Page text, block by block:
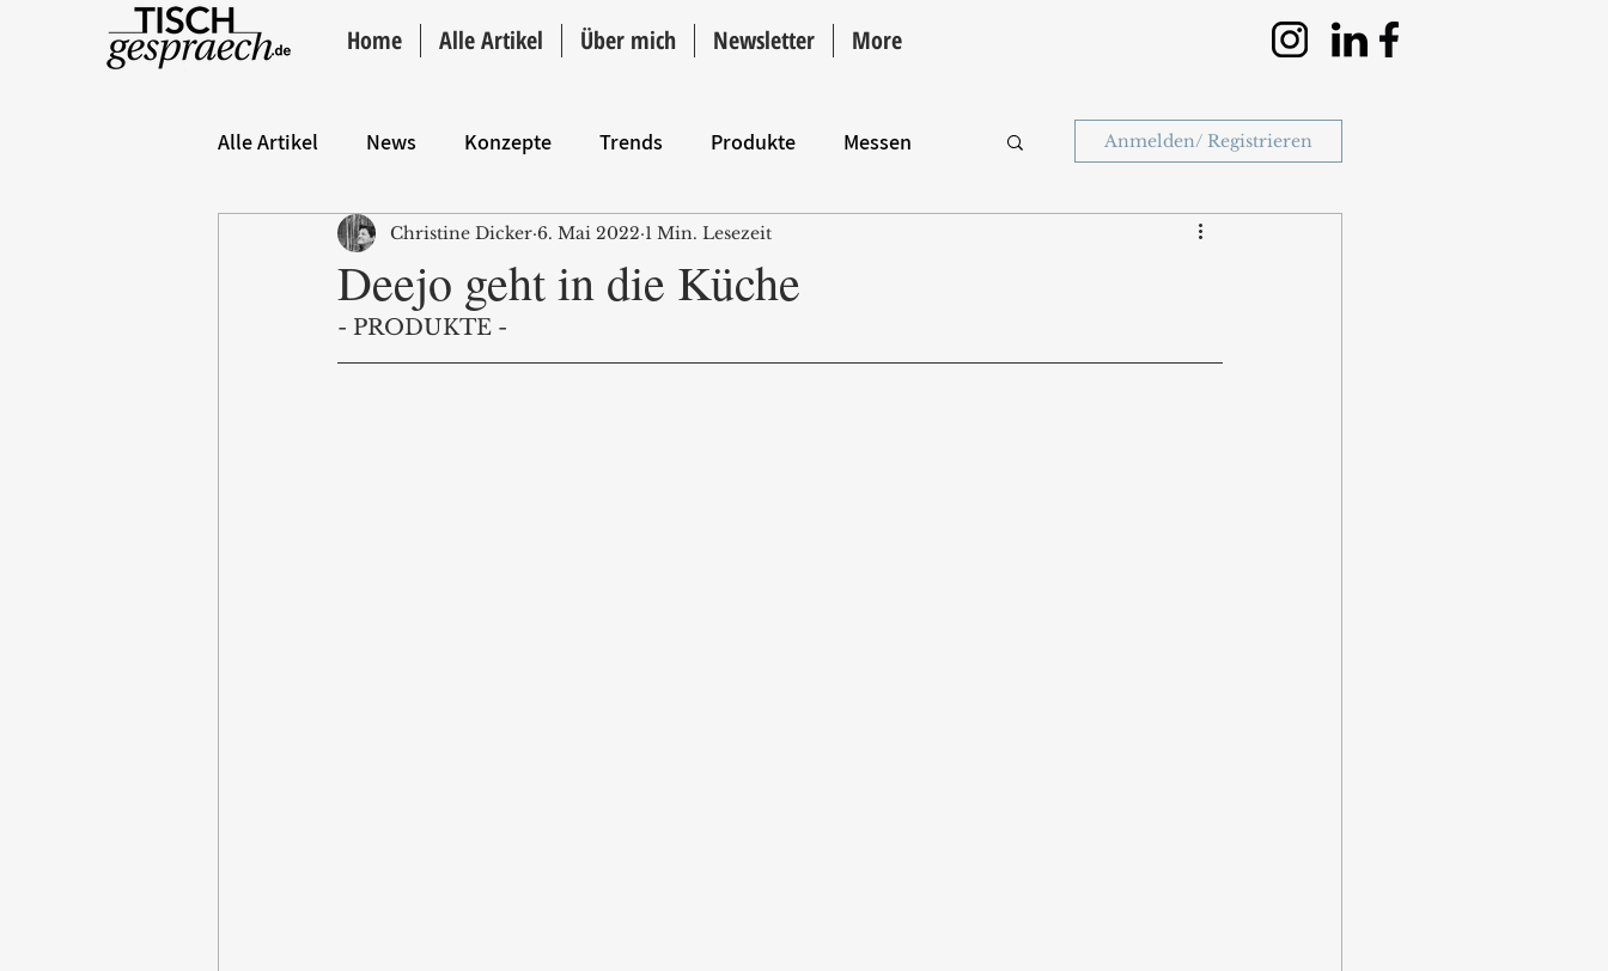
Home Alle Artikel Über mich Newsletter More
Alle Artikel News Konzepte Trends Produkte Messen
Hintergrund ANZEIGE Intro
Anmelden/ Registrieren
Deejo geht in die Küche
Christine Dicker 6. Mai 2022 1 Min. Lesezeit
- PRODUKTE -